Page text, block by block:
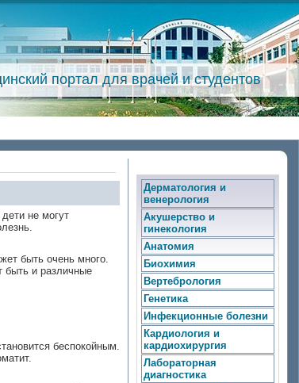
портал для врачей и студентов
не могут
быть очень много.
быть и различные
беспокойным.
Дерматология и
венерология
Акушерство и
гинекология
Анатомия
Биохимия
Вертебрология
Генетика
Инфекционные болезни
Кардиология и
кардиохирургия
Лабораторная
диагностика